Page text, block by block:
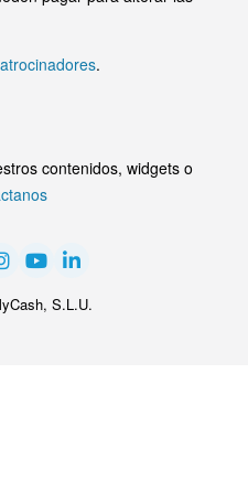
.
contenidos, widgets o
S.L.U.